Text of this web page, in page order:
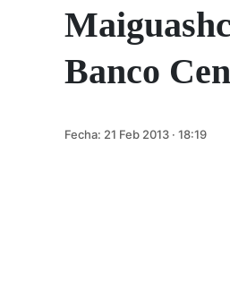
Banco
Fecha: 21 Feb 2013 · 18:19